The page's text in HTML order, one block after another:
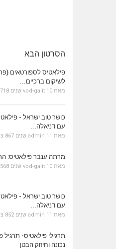
הסרטון הבא
לשיקום ברכיים...
מאת vod-galit 10 שנים 718 צפיות
כושר טוב ישראל -
עם דניאלה...
מאת admin 11 שנים 867 צפיות
מרתה ענבר פילאטיס:
מאת vod-galit 10 שנים 568 צפיות
כושר טוב ישראל -
עם דניאלה...
מאת admin 11 שנים 852 צפיות
תרגילי פילאטיס- תרגיל
נכונה וחיזוק הבטן